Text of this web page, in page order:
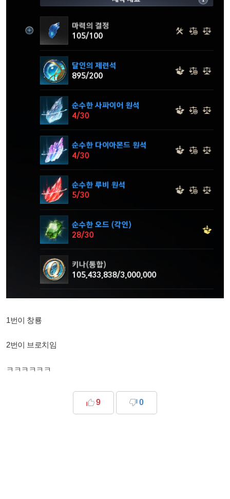
1번이 창룡
2번이 브로치임
ㅋㅋㅋㅋㅋㅋ
9 0